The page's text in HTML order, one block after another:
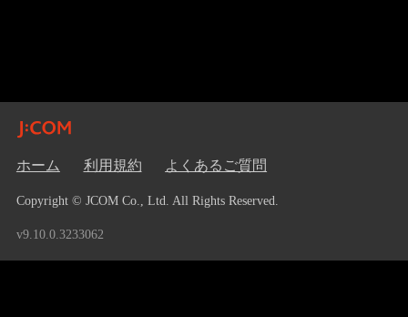
ホーム 利用規約 よくあるご質問
Copyright © JCOM Co., Ltd. All Rights Reserved.
v9.10.0.3233062